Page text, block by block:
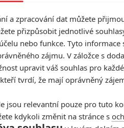
film:
Dragon)
a zpracování dat můžete
přizpůsobit jednotlivé
nebo funkce. Tyto
zájmu. V záložce s
upravit váš souhlas pro
tvrdí, že mají oprávněný
jsou relevantní pouze pro tuto
kdykoli změnit na stránce s